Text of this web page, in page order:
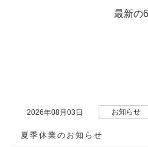
最新の
2026年08月03日 お知らせ
夏季休業のお知らせ